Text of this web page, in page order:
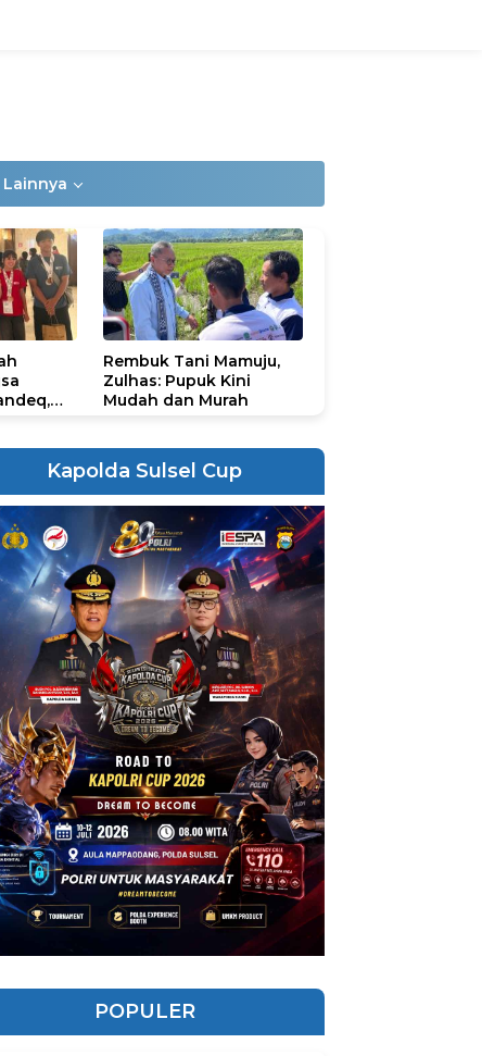
Lainnya
2026
Rembuk Tani Mamuju,
Zulhas: Pupuk Kini
Mudah dan Murah
Kapolda Sulsel Cup
POPULER